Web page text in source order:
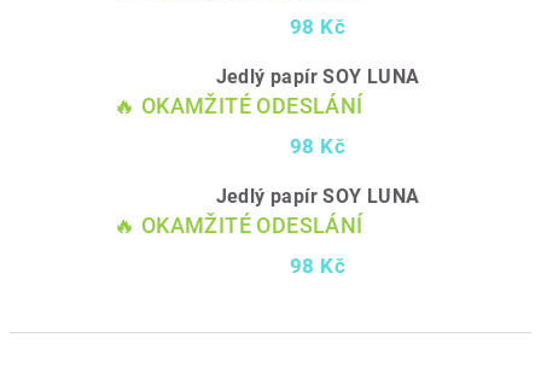
98 Kč
Jedlý papír SOY LUNA
🔥 OKAMŽITÉ ODESLÁNÍ
98 Kč
Jedlý papír SOY LUNA
🔥 OKAMŽITÉ ODESLÁNÍ
98 Kč